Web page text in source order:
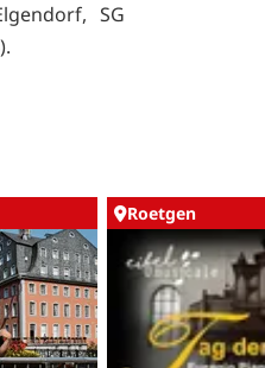
SG
Roetgen